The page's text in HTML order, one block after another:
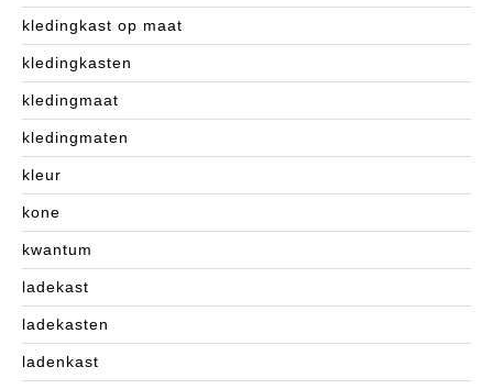
kledingkast op maat
kledingkasten
kledingmaat
kledingmaten
kleur
kone
kwantum
ladekast
ladekasten
ladenkast